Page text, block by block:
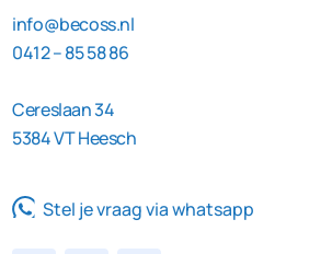
info@becoss.nl
0412 – 85 58 86
Cereslaan 34
5384 VT Heesch
Stel je vraag via whatsapp